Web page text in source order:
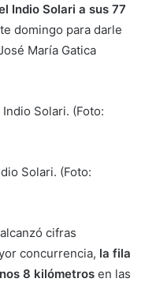
Indio Solari a sus 77
domingo para darle
María Gatica
Solari. (Foto:
cifras
concurrencia, la fila
8 kilómetros en las